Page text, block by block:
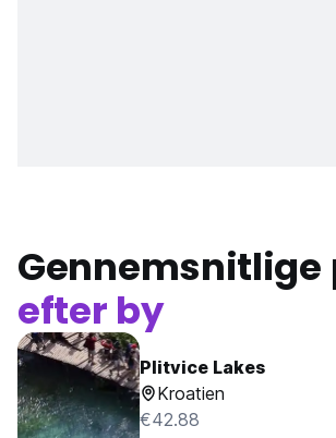
Gennemsnitlige
efter by
Plitvice Lakes
Kroatien
€42.88